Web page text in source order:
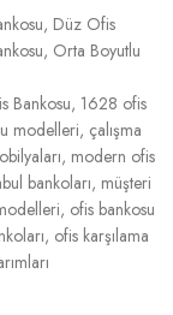
, Düz Ofis
, Orta Boyutlu
Bankosu, 1628 ofis
modelleri, çalışma
, modern ofis
bankoları, müşteri
, ofis bankosu
, ofis karşılama